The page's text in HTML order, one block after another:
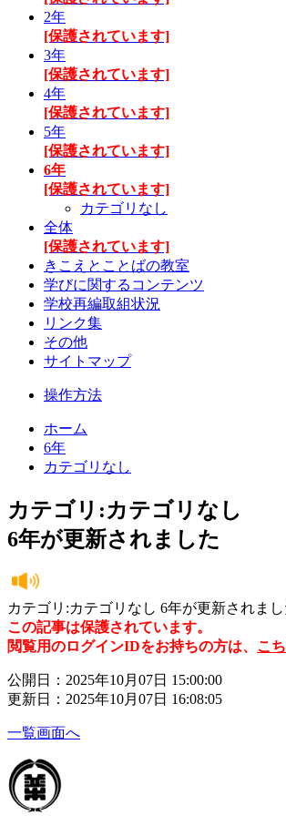
2年
[保護されています]
3年
[保護されています]
4年
[保護されています]
5年
[保護されています]
6年
[保護されています]
カテゴリなし
全体
[保護されています]
きこえとことばの教室
学びに関するコンテンツ
学校再編取組状況
リンク集
その他
サイトマップ
操作方法
ホーム
6年
カテゴリなし
カテゴリ:カテゴリなし
6年が更新されました
カテゴリ:カテゴリなし 6年が更新されまし
この記事は保護されています。
閲覧用のログインIDをお持ちの方は、 こ
公開日：2025年10月07日 15:00:00
更新日：2025年10月07日 16:08:05
一覧画面へ